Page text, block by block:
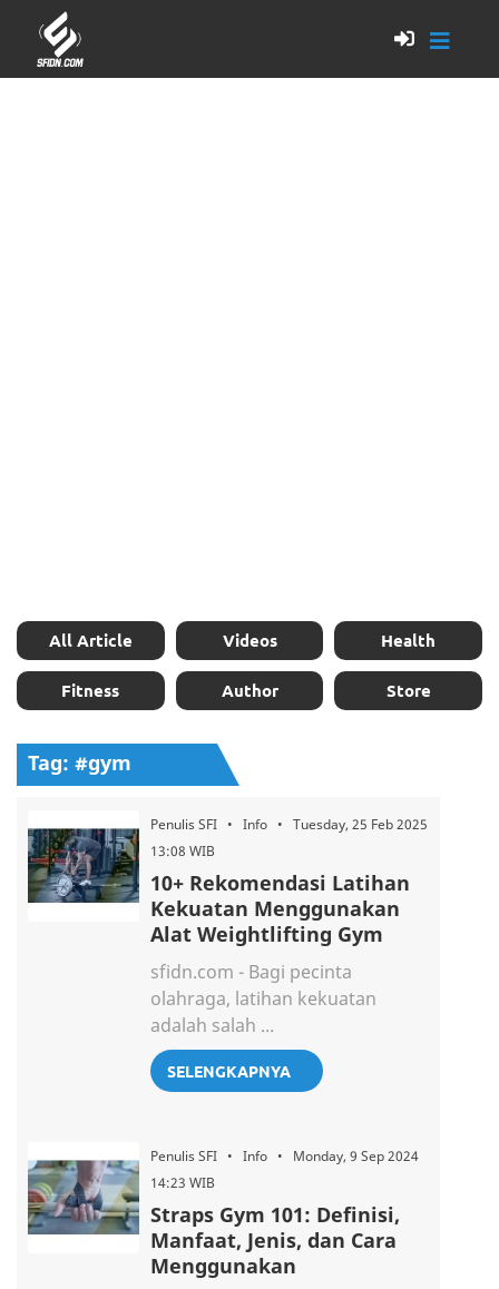
All Article Videos Health
Fitness Author Store
Tag: #gym
Penulis SFI • Info • Tuesday, 25 Feb 2025
13:08 WIB
10+ Rekomendasi Latihan
Kekuatan Menggunakan
Alat Weightlifting Gym
sfidn.com - Bagi pecinta
olahraga, latihan kekuatan
adalah salah ...
SELENGKAPNYA
Penulis SFI • Info • Monday, 9 Sep 2024
14:23 WIB
Straps Gym 101: Definisi,
Manfaat, Jenis, dan Cara
Menggunakan